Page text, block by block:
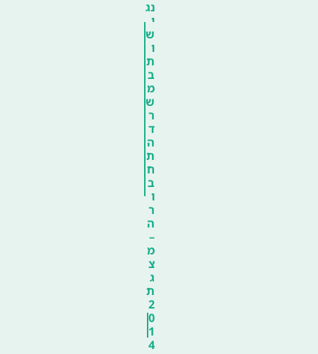
נג
י
ש
ו
ת
ב
מ
ש
ר
ד
ה
ת
ח
ב
ו
ר
ה
–
מ
צ
ג
ת
2
0
1
4